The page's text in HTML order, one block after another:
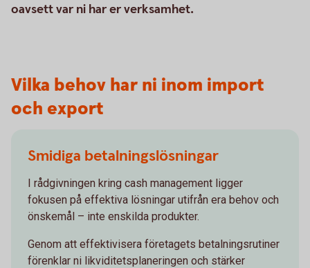
oavsett var ni har er verksamhet.
Vilka behov har ni inom import
och export
Smidiga betalningslösningar
I rådgivningen kring cash management ligger
fokusen på effektiva lösningar utifrån era behov och
önskemål – inte enskilda produkter.
Genom att effektivisera företagets betalningsrutiner
förenklar ni likviditetsplaneringen och stärker